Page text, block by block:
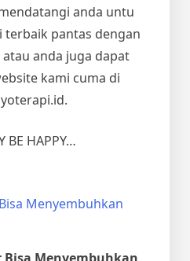
anda untu
pantas dengan
anda juga dapat
kami cuma di
BE HAPPY…